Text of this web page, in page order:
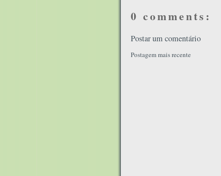
0 comments:
Postar um comentário
Postagem mais recente